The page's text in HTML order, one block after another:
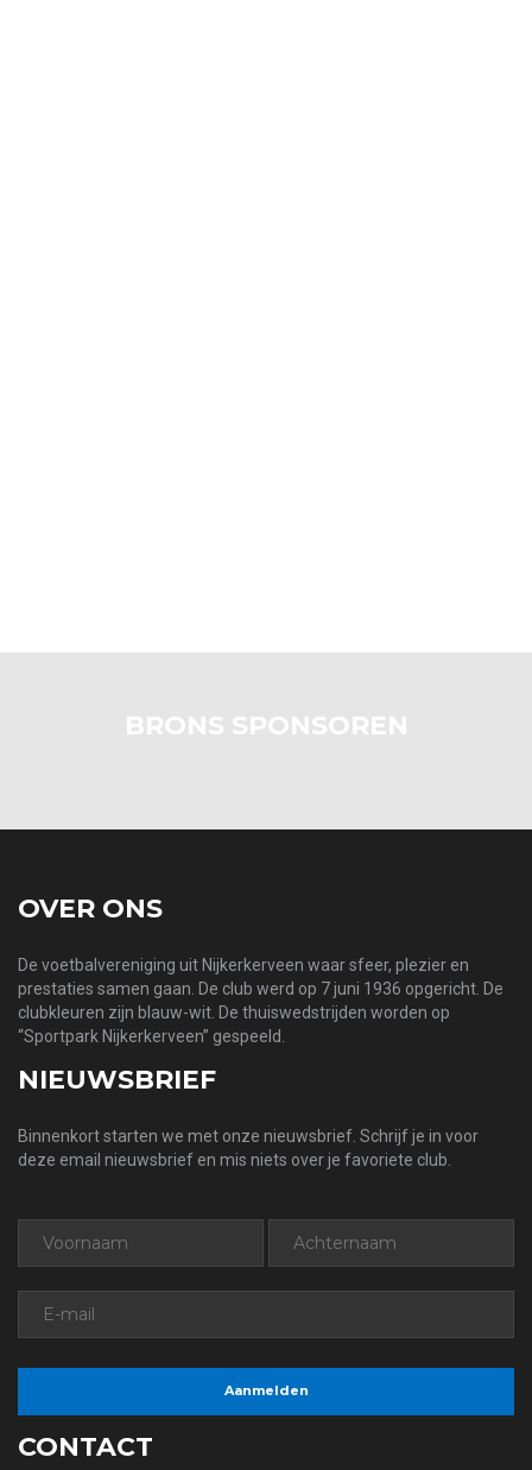
BRONS SPONSOREN
OVER ONS
De voetbalvereniging uit Nijkerkerveen waar sfeer, plezier en
prestaties samen gaan. De club werd op 7 juni 1936 opgericht. De
clubkleuren zijn blauw-wit. De thuiswedstrijden worden op
“Sportpark Nijkerkerveen” gespeeld.
NIEUWSBRIEF
Binnenkort starten we met onze nieuwsbrief. Schrijf je in voor
deze email nieuwsbrief en mis niets over je favoriete club.
CONTACT